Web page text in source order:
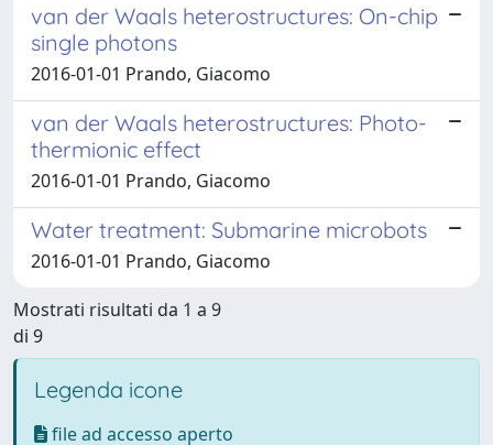
van der Waals heterostructures: On-chip
single photons
2016-01-01 Prando, Giacomo
van der Waals heterostructures: Photo-
thermionic effect
2016-01-01 Prando, Giacomo
Water treatment: Submarine microbots
2016-01-01 Prando, Giacomo
Mostrati risultati da 1 a 9
di 9
Legenda icone
file ad accesso aperto